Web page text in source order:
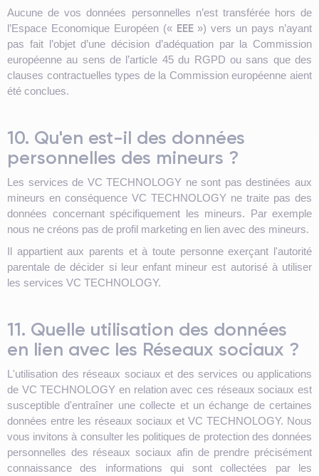
Aucune de vos données personnelles n’est transférée hors de
l’Espace Economique Européen (« EEE») vers un pays n’ayant
pas fait l’objet d’une décision d’adéquation par la Commission
européenne au sens de l’article 45 du RGPD ou sans que des
clauses contractuelles types de la Commission européenne aient
été conclues.
10. Qu'en est-il des données
personnelles des mineurs ?
Les services de VC TECHNOLOGY ne sont pas destinées aux
mineurs en conséquence VC TECHNOLOGY ne traite pas des
données concernant spécifiquement les mineurs. Par exemple
nous ne créons pas de profil marketing en lien avec des mineurs.
Il appartient aux parents et à toute personne exerçant l'autorité
parentale de décider si leur enfant mineur est autorisé à utiliser
les services VC TECHNOLOGY.
11. Quelle utilisation des données
en lien avec les Réseaux sociaux ?
L'utilisation des réseaux sociaux et des services ou applications
de VC TECHNOLOGY en relation avec ces réseaux sociaux est
susceptible d'entraîner une collecte et un échange de certaines
données entre les réseaux sociaux et VC TECHNOLOGY. Nous
vous invitons à consulter les politiques de protection des données
personnelles des réseaux sociaux afin de prendre précisément
connaissance des informations qui sont collectées par les